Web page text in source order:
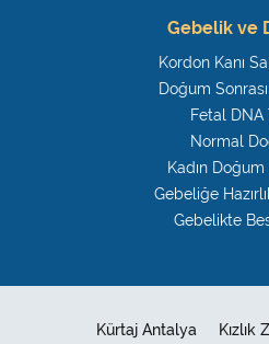
Gebelik ve
Kordon Kanı
Doğum
Fetal DNA
Normal
Kadın Doğum
Gebeliğe
Gebelikte
Kürtaj Antalya
Kızlık